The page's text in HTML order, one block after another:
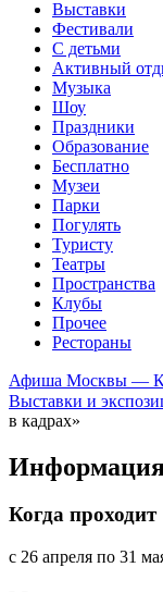
Выставки
Фестивали
С детьми
Активный
Музыка
Шоу
Праздники
Образование
Бесплатно
Музеи
Парки
Погулять
Туристу
Театры
Пространства
Клубы
Прочее
Рестораны
Афиша Москвы —
Выставки и
в кадрах»
Когда проходит
с 26 апреля по 31